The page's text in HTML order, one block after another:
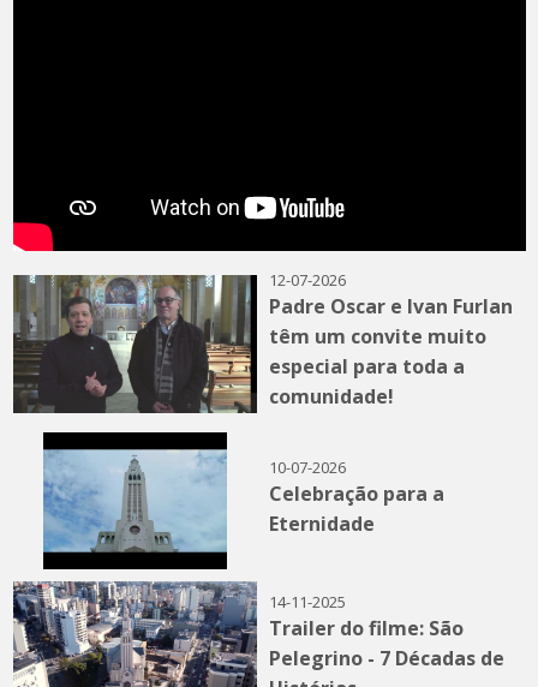
12-07-2026
Padre Oscar e Ivan Furlan
têm um convite muito
especial para toda a
comunidade!
10-07-2026
Celebração para a
Eternidade
14-11-2025
Trailer do filme: São
Pelegrino - 7 Décadas de